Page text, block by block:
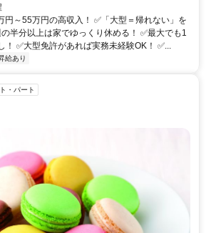
円～55万円の高収入！ ✅「大型＝帰れない」を
半分以上は家でゆっくり休める！ ✅最大でも1
！ ✅大型免許があれば実務未経験OK！ ✅...
給あり
・パート